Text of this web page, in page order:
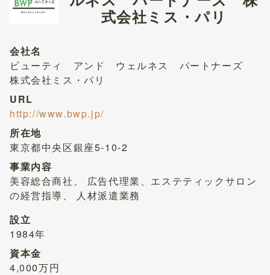
式会社ミス・パリ
会社名
ビューティ アンド ウェルネス パートナーズ
株式会社ミス・パリ
URL
http://www.bwp.jp/
所在地
東京都中央区銀座5-10-2
事業内容
美容総合商社、 広告代理業、エステティックサロン
の経営指導、 人材派遣業務
設立
1984年
資本金
4,000万円